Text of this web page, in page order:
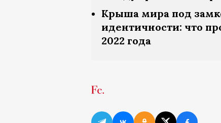
Крыша мира под
идентичности: что
2022 года